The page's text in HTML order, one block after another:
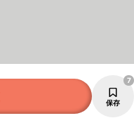
保存
7